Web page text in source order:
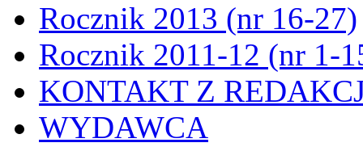
Rocznik 2013 (nr 16-27)
Rocznik 2011-12 (nr 1-
KONTAKT Z
WYDAWCA